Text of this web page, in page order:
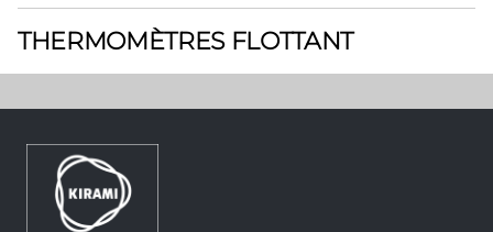
THERMOMÈTRES FLOTTANT